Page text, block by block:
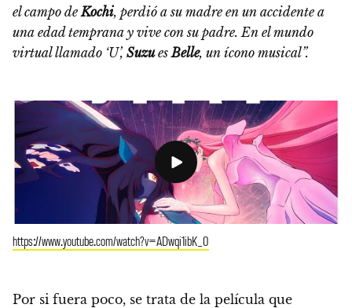
el campo de Kochi, perdió a su madre en un accidente a
una edad temprana y vive con su padre. En el mundo
virtual llamado ‘U’, SuzuesBelle, un ícono musical”.
https://www.youtube.com/watch?v=ADwqi1ibK_0
Por si fuera poco, se trata de la película que